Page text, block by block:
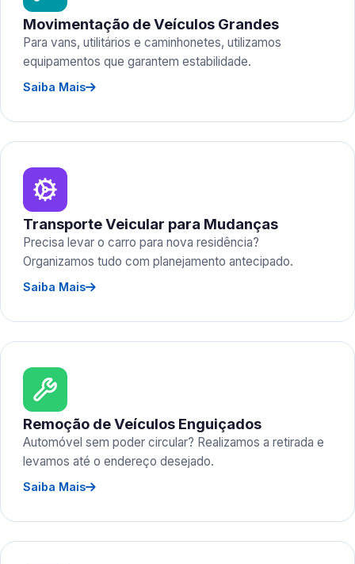
Movimentação de Veículos Grandes
Para vans, utilitários e caminhonetes, utilizamos
equipamentos que garantem estabilidade.
Saiba Mais
Transporte Veicular para Mudanças
Precisa levar o carro para nova residência?
Organizamos tudo com planejamento antecipado.
Saiba Mais
Remoção de Veículos Enguiçados
Automóvel sem poder circular? Realizamos a retirada e
levamos até o endereço desejado.
Saiba Mais